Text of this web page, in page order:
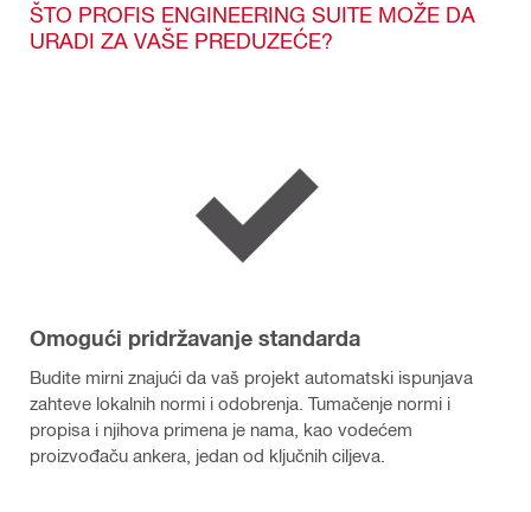
ŠTO PROFIS ENGINEERING SUITE MOŽE DA
URADI ZA VAŠE PREDUZEĆE?
Omogući pridržavanje standarda
Budite mirni znajući da vaš projekt automatski ispunjava
zahteve lokalnih normi i odobrenja. Tumačenje normi i
propisa i njihova primena je nama, kao vodećem
proizvođaču ankera, jedan od ključnih ciljeva.